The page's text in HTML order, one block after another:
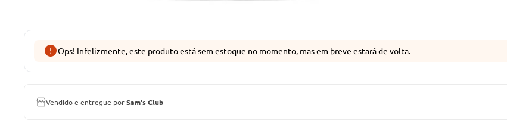
Ops! Infelizmente, este produto está sem estoque no momento, mas em breve estará de volta.
Vendido e entregue porSam's Club